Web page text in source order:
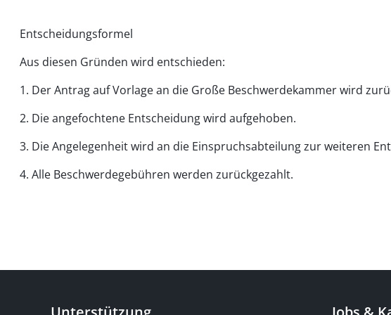
Entscheidungsformel
Aus diesen Gründen wird entschieden:
1. Der Antrag auf Vorlage an die Große Beschwerdekammer wird
2. Die angefochtene Entscheidung wird aufgehoben.
3. Die Angelegenheit wird an die Einspruchsabteilung zur weiteren
4. Alle Beschwerdegebühren werden zurückgezahlt.